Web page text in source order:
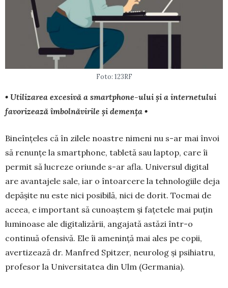
Foto: 123RF
• Utilizarea excesivă a smartphone-ului și a internetului
favorizează îmbolnăvirile și demența •
Bineînțeles că în zilele noastre nimeni nu s-ar mai învoi
să renunțe la smart­phone, tabletă sau laptop, care îi
permit să lucreze oriunde s-ar afla. Universul digital
are avantajele sale, iar o întoarcere la tehnologiile deja
depășite nu este nici posibilă, nici de dorit. Tocmai de
aceea, e important să cunoaștem și fațetele mai puțin
luminoase ale digitalizării, an­ga­jată astăzi într-o
continuă ofen­sivă. Ele îi amenință mai ales pe copii,
avertizează dr. Man­fred Spitzer, neu­rolog și psihiatru,
pro­fesor la Univer­si­tatea din Ulm (Ger­mania).